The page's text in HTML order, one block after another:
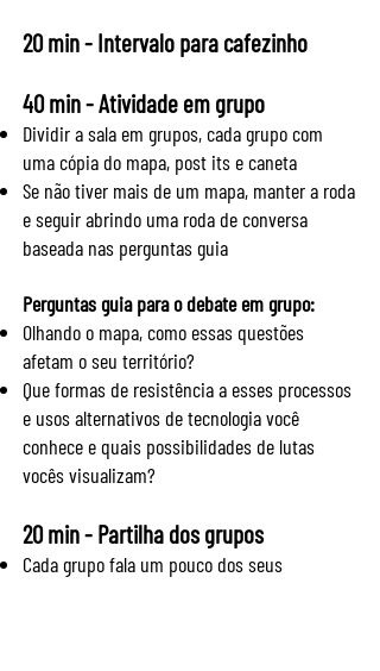
20 min - Intervalo para cafezinho
40 min - Atividade em grupo
Dividir a sala em grupos, cada grupo com
uma cópia do mapa, post its e caneta
Se não tiver mais de um mapa, manter a roda
e seguir abrindo uma roda de conversa
baseada nas perguntas guia
Perguntas guia para o debate em grupo:
Olhando o mapa, como essas questões
afetam o seu território?
Que formas de resistência a esses processos
e usos alternativos de tecnologia você
conhece e quais possibilidades de lutas
vocês visualizam?
20 min - Partilha dos grupos
Cada grupo fala um pouco dos seus